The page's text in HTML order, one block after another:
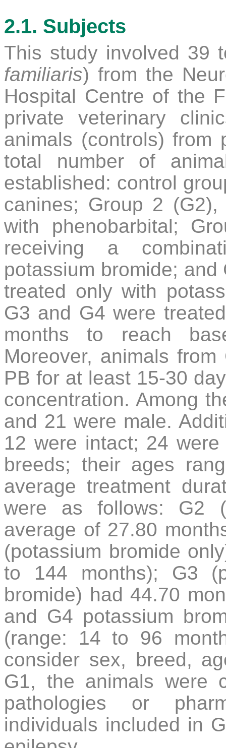
2.1. Subjects
This study involved 39
familiaris) from the
Hospital Centre of the
private veterinary
animals (controls) from
total number of
established: control
canines; Group 2
with phenobarbital;
receiving a
potassium bromide;
treated only with
G3 and G4 were
months to reach
Moreover, animals
PB for at least 15-30
concentration. Among
and 21 were male.
12 were intact; 24
breeds; their ages
average treatment
were as follows: G2
average of 27.80
(potassium bromide
to 144 months); G3
bromide) had 44.70
and G4 potassium
(range: 14 to 96
consider sex, breed,
G1, the animals were
pathologies or
individuals included in